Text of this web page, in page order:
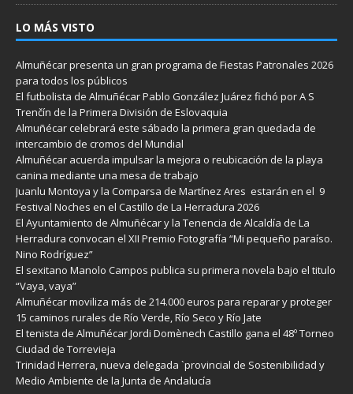
LO MÁS VISTO
Almuñécar presenta un gran programa de Fiestas Patronales 2026
para todos los públicos
El futbolista de Almuñécar Pablo González Juárez fichó por A S
Trenčín de la Primera División de Eslovaquia
Almuñécar celebrará este sábado la primera gran quedada de
intercambio de cromos del Mundial
Almuñécar acuerda impulsar la mejora o reubicación de la playa
canina mediante una mesa de trabajo
Juanlu Montoya y la Comparsa de Martínez Ares estarán en el 9
Festival Noches en el Castillo de La Herradura 2026
El Ayuntamiento de Almuñécar y la Tenencia de Alcaldía de La
Herradura convocan el XII Premio Fotografía “Mi pequeño paraíso.
Nino Rodríguez”
El sexitano Manolo Campos publica su primera novela bajo el titulo
“Vaya, vaya”
Almuñécar moviliza más de 214.000 euros para reparar y proteger
15 caminos rurales de Río Verde, Río Seco y Río Jate
El tenista de Almuñécar Jordi Domènech Castillo gana el 48º Torneo
Ciudad de Torrevieja
Trinidad Herrera, nueva delegada `provincial de Sostenibilidad y
Medio Ambiente de la Junta de Andalucía